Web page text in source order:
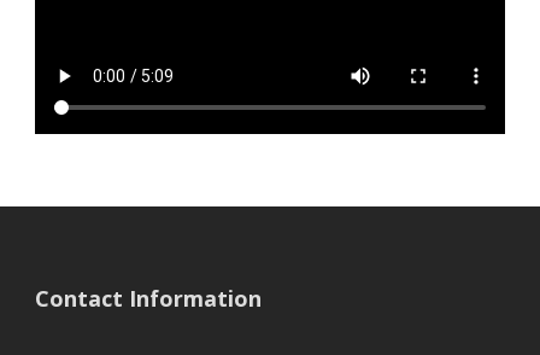
Contact Information